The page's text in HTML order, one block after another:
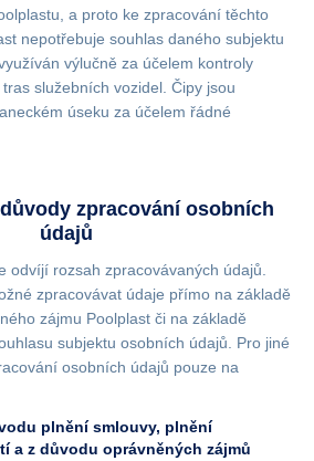
a proto ke zpracování těchto
nepotřebuje souhlas daného subjektu
výlučně za účelem kontroly
služebních vozidel. Čipy jsou
úseku za účelem řádné
zpracování osobních
údajů
odvíjí rozsah zpracovávaných údajů.
zpracovávat údaje přímo na základě
zájmu Poolplast či na základě
subjektu osobních údajů. Pro jiné
osobních údajů pouze na
plnění smlouvy, plnění
a z důvodu oprávněných zájmů